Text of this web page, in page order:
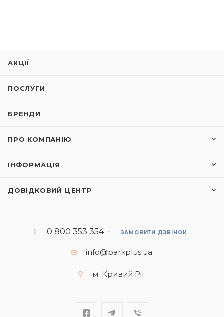
АКЦІЇ
ПОСЛУГИ
БРЕНДИ
ПРО КОМПАНІЮ
ІНФОРМАЦІЯ
ДОВІДКОВИЙ ЦЕНТР
0 800 353 354 ЗАМОВИТИ ДЗВІНОК
info@parkplus.ua
м. Кривий Ріг